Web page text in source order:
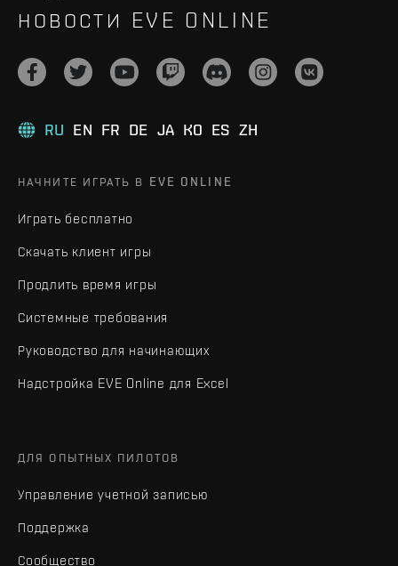
НОВОСТИ EVE ONLINE
RU EN FR DE JA KO ES ZH
НАЧНИТЕ ИГРАТЬ В EVE ONLINE
Играть бесплатно
Скачать клиент игры
Продлить время игры
Системные требования
Руководство для начинающих
Надстройка EVE Online для Excel
ДЛЯ ОПЫТНЫХ ПИЛОТОВ
Управление учетной записью
Поддержка
Сообщество